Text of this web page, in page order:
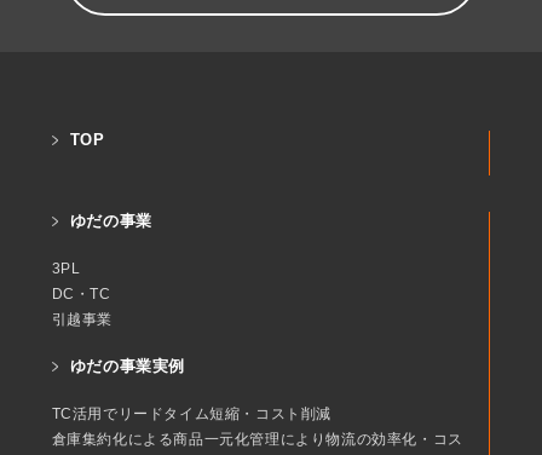
TOP
ゆだの事業
3PL
DC・TC
引越事業
ゆだの事業実例
TC活用でリードタイム短縮・コスト削減
倉庫集約化による商品一元化管理により物流の効率化・コス